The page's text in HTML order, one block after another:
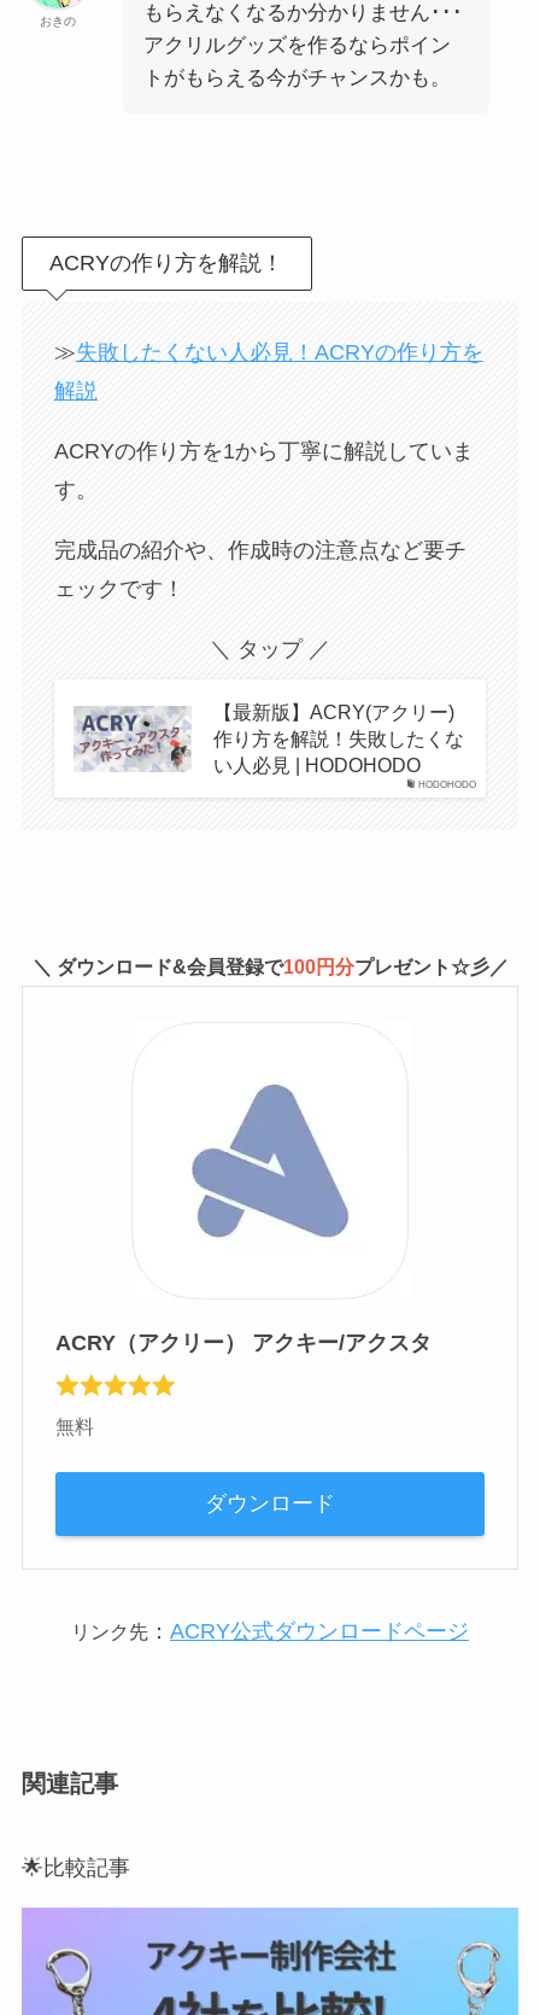
おきの
もらえなくなるか分かりません･･･
アクリルグッズを作るならポイン
トがもらえる今がチャンスかも。
ACRYの作り方を解説！
≫失敗したくない人必見！ACRYの作り方を
解説
ACRYの作り方を1から丁寧に解説していま
す。
完成品の紹介や、作成時の注意点など要チ
ェックです！
＼ タップ ／
HODOHODO
【最新版】ACRY(アクリー)
作り方を解説！失敗したくな
い人必見 | HODOHODO
＼ ダウンロード&会員登録で100円分プレゼント☆彡／
ACRY（アクリー） アクキー/アクスタ
無料
ダウンロード
リンク先 ： ACRY公式ダウンロードページ
関連記事
🌟比較記事